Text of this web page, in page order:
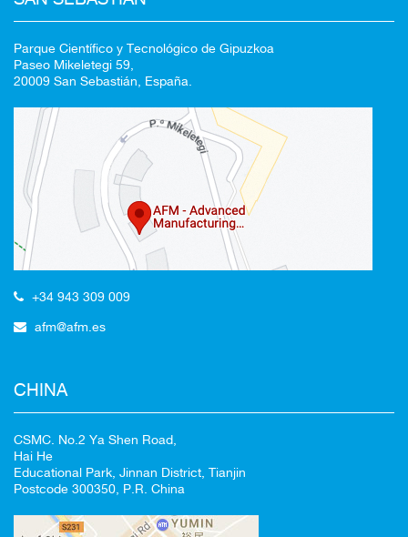
Parque Científico y Tecnológico de Gipuzkoa
Paseo Mikeletegi 59,
20009 San Sebastián, España.
+34 943 309 009
afm@afm.es
CHINA
CSMC. No.2 Ya Shen Road,
Hai He
Educational Park, Jinnan District, Tianjin
Postcode 300350, P.R. China